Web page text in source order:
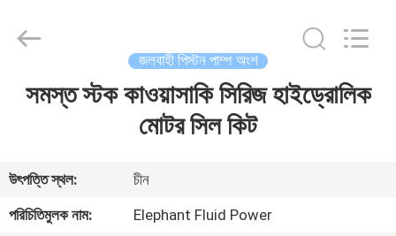
বাড়ি
আমাদের
Power
Co.,Ltd.
জলবাহী পিস্টন পাম্প অংশ
সমস্ত স্টক কাওয়াসাকি সিরিজ হাইড্রোলিক
মোটর সিল কিট
উৎপত্তি স্থল:
চীন
পরিচিতিমুলক নাম:
Elephant Fluid Power